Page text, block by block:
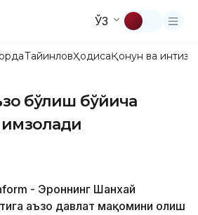
ЎЗ
ТайинловҲодисаҚонун ва
бўлиш бўйича
- Эроннинг Шанхай
аъзо давлат мақомини олиш